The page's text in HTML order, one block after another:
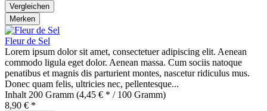
Vergleichen
Merken
Fleur de Sel
Lorem ipsum dolor sit amet, consectetuer adipiscing elit. Aenean
commodo ligula eget dolor. Aenean massa. Cum sociis natoque
penatibus et magnis dis parturient montes, nascetur ridiculus mus.
Donec quam felis, ultricies nec, pellentesque...
Inhalt 200 Gramm (4,45 € * / 100 Gramm)
8,90 € *